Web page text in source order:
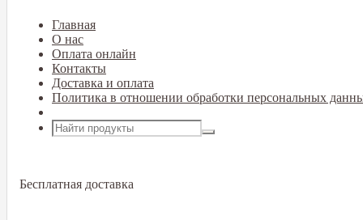
Главная
О нас
Оплата онлайн
Контакты
Доставка и оплата
Политика в отношении обработки персональных
Бесплатная доставка